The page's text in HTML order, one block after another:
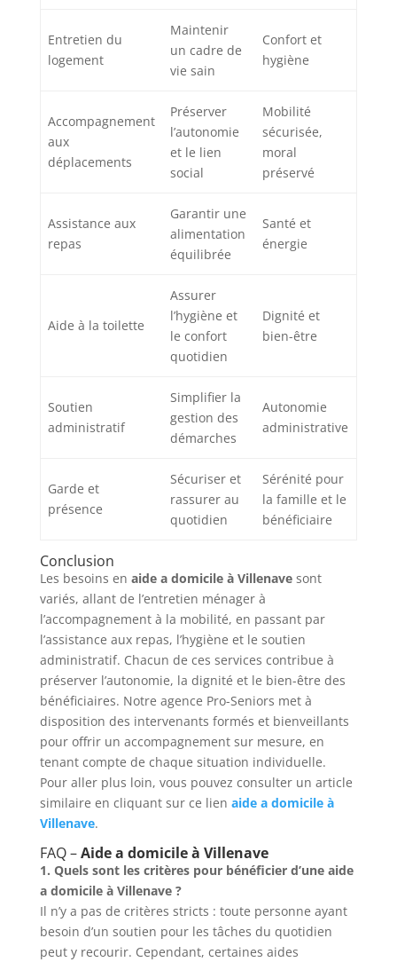
Entretien du
logement
Maintenir
un cadre de
vie sain
Confort et
hygiène
Accompagnement
aux
déplacements
Préserver
l’autonomie
et le lien
social
Mobilité
sécurisée,
moral
préservé
Assistance aux
repas
Garantir une
alimentation
équilibrée
Santé et
énergie
Aide à la toilette
Assurer
l’hygiène et
le confort
quotidien
Dignité et
bien-être
Soutien
administratif
Simplifier la
gestion des
démarches
Autonomie
administrative
Garde et
présence
Sécuriser et
rassurer au
quotidien
Sérénité pour
la famille et le
bénéficiaire
Conclusion
Les besoins en aide a domicile à Villenavesont
variés, allant de l’entretien ménager à
l’accompagnement à la mobilité, en passant par
l’assistance aux repas, l’hygiène et le soutien
administratif. Chacun de ces services contribue à
préserver l’autonomie, la dignité et le bien-être des
bénéficiaires. Notre agence Pro-Seniors met à
disposition des intervenants formés et bienveillants
pour offrir un accompagnement sur mesure, en
tenant compte de chaque situation individuelle.
Pour aller plus loin, vous pouvez consulter un article
similaire en cliquant sur ce lien aide a domicile à
Villenave.
FAQ –Aide a domicile à Villenave
1. Quels sont les critères pour bénéficier d’une aide
a domicile à Villenave ?
Il n’y a pas de critères stricts : toute personne ayant
besoin d’un soutien pour les tâches du quotidien
peut y recourir. Cependant, certaines aides